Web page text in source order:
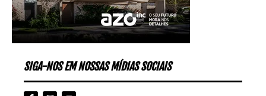
SIGA-NOS EM NOSSAS MÍDIAS SOCIAIS